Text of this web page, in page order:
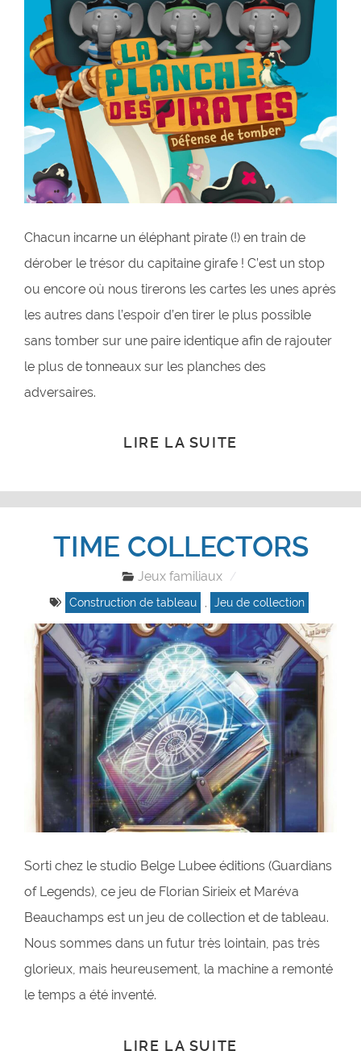
Chacun incarne un éléphant pirate (!) en train de
dérober le trésor du capitaine girafe ! C’est un stop
ou encore où nous tirerons les cartes les unes après
les autres dans l’espoir d’en tirer le plus possible
sans tomber sur une paire identique afin de rajouter
le plus de tonneaux sur les planches des
adversaires.
LIRE LA SUITE
TIME COLLECTORS
Jeux familiaux
Construction de tableau Jeu de collection
Sorti chez le studio Belge Lubee éditions (Guardians
of Legends), ce jeu de Florian Sirieix et Maréva
Beauchamps est un jeu de collection et de tableau.
Nous sommes dans un futur très lointain, pas très
glorieux, mais heureusement, la machine a remonté
le temps a été inventé.
LIRE LA SUITE